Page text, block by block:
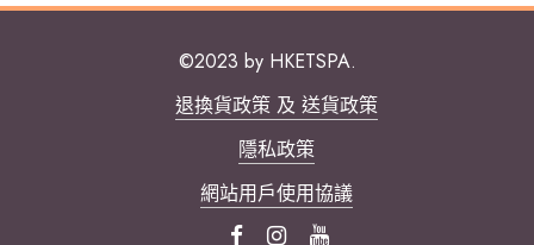
©2023 by HKETSPA.
退換貨政策 及 送貨政策
隱私政策
網站用戶使用協議